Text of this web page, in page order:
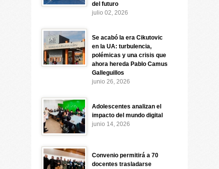
del futuro
julio 02, 2026
Se acabó la era Cikutovic
en la UA: turbulencia,
polémicas y una crisis que
ahora hereda Pablo Camus
Galleguillos
junio 26, 2026
Adolescentes analizan el
impacto del mundo digital
junio 14, 2026
Convenio permitirá a 70
docentes trasladarse